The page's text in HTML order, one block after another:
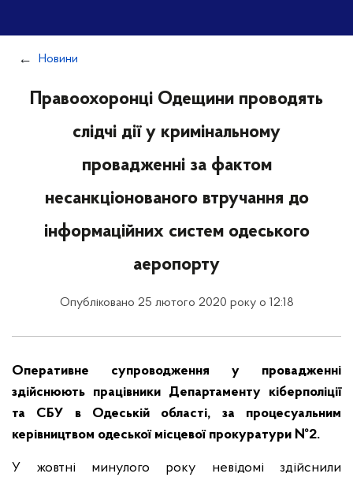
Новини
Правоохоронці Одещини проводять
слідчі дії у кримінальному
провадженні за фактом
несанкціонованого втручання до
інформаційних систем одеського
аеропорту
Опубліковано 25 лютого 2020 року о 12:18
Оперативне супроводження у провадженні
здійснюють працівники Департаменту кіберполіції
та СБУ в Одеській області, за процесуальним
керівництвом одеської місцевої прокуратури №2.
У жовтні минулого року невідомі здійснили